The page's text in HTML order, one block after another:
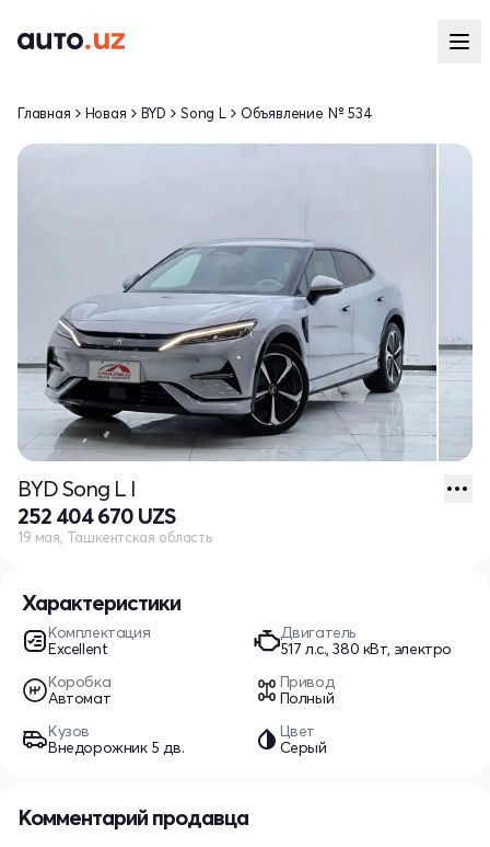
Характеристики
Комплектация
Excellent
Двигатель
517 л.с., 380 кВт, электро
Коробка
Автомат
Привод
Полный
Кузов
Внедорожник 5 дв.
Цвет
Серый
Главная Новая BYD Song L Объявление № 534
BYD Song L I
252 404 670 UZS
19 мая, Ташкентская область
Комментарий продавца